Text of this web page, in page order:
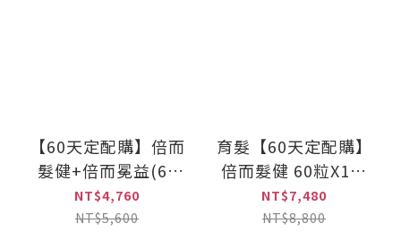
【60天定配購】倍而
髮健+倍而冕益(60
粒/1+1組) 乳鐵蛋白機
能保健品 (原價5,600
NT$4,760
NT$5,600
育髮【60天定配購】
倍而髮健 60粒X1瓶
+髮蔓濃養髮活齡素
(20ml×2/組) 兩組
NT$7,480
NT$8,800